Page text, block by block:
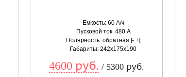
Емкость: 60 А/ч
Пусковой ток: 480 А
Полярность: обратная [- +]
Габариты: 242x175x190
4600 руб. / 5300 руб.